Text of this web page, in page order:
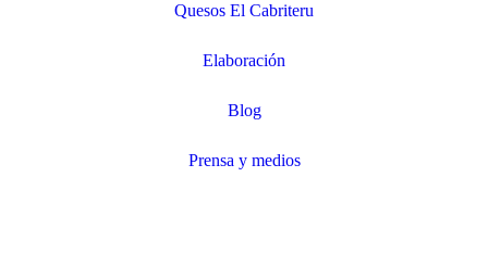
Quesos El Cabriteru
Elaboración
Blog
Prensa y medios